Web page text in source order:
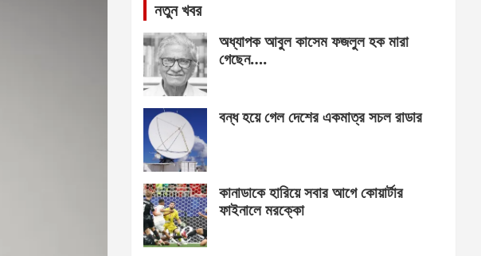
নতুন খবর
অধ্যাপক আবুল কাসেম ফজলুল হক মারা
গেছেন….
বন্ধ হয়ে গেল দেশের একমাত্র সচল রাডার
কানাডাকে হারিয়ে সবার আগে কোয়ার্টার
ফাইনালে মরক্কো